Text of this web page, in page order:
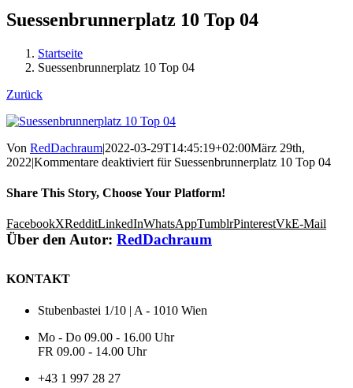
Suessenbrunnerplatz 10 Top 04
Startseite
Suessenbrunnerplatz 10 Top 04
Zurück
Von RedDachraum|2022-03-29T14:45:19+02:00März 29th,
2022|Kommentare deaktiviert für Suessenbrunnerplatz 10 Top 04
Share This Story, Choose Your Platform!
FacebookXRedditLinkedInWhatsAppTumblrPinterestVkE-Mail
Über den Autor: RedDachraum
KONTAKT
Stubenbastei 1/10 | A - 1010 Wien
Mo - Do 09.00 - 16.00 Uhr
FR 09.00 - 14.00 Uhr
+43 1 997 28 27